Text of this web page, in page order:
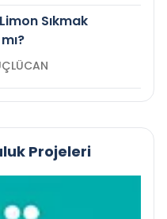
Sıkmak
GÜÇLÜCAN
Projeleri